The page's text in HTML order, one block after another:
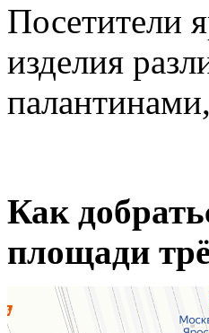
Посетители
изделия
Как
площади